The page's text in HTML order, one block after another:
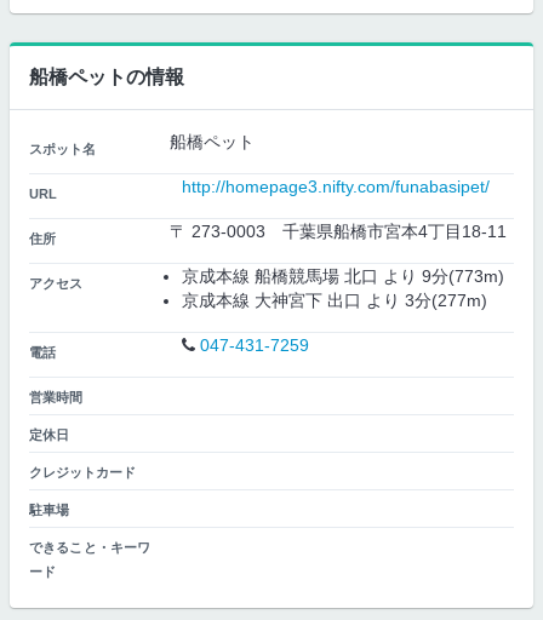
船橋ペットの情報
スポット名 船橋ペット
URL http://homepage3.nifty.com/funabasipet/
住所 〒 273-0003 千葉県船橋市宮本4丁目18-11
アクセス
京成本線 船橋競馬場 北口 より 9分(773m)
京成本線 大神宮下 出口 より 3分(277m)
電話 047-431-7259
営業時間
定休日
クレジットカード
駐車場
できること・キーワ
ード